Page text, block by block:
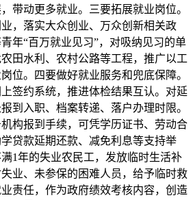
带动更多就业。三要拓展就业岗位。
，落实大众创业、万众创新相关政
年“百万就业见习”，对吸纳见习的单
田水利、农村公路等工程，推广以工
位。四要做好就业服务和兜底保障。
签约系统，推进体检结果互认。对延
到入职、档案转递、落户办理时限。
构报到手续，可凭学历证书、劳动合
贷款延期还款、减免利息等支持举
1年的失业农民工，发放临时生活补
业、未参保的困难人员，给予临时救
责任，作为政府绩效考核内容，创造